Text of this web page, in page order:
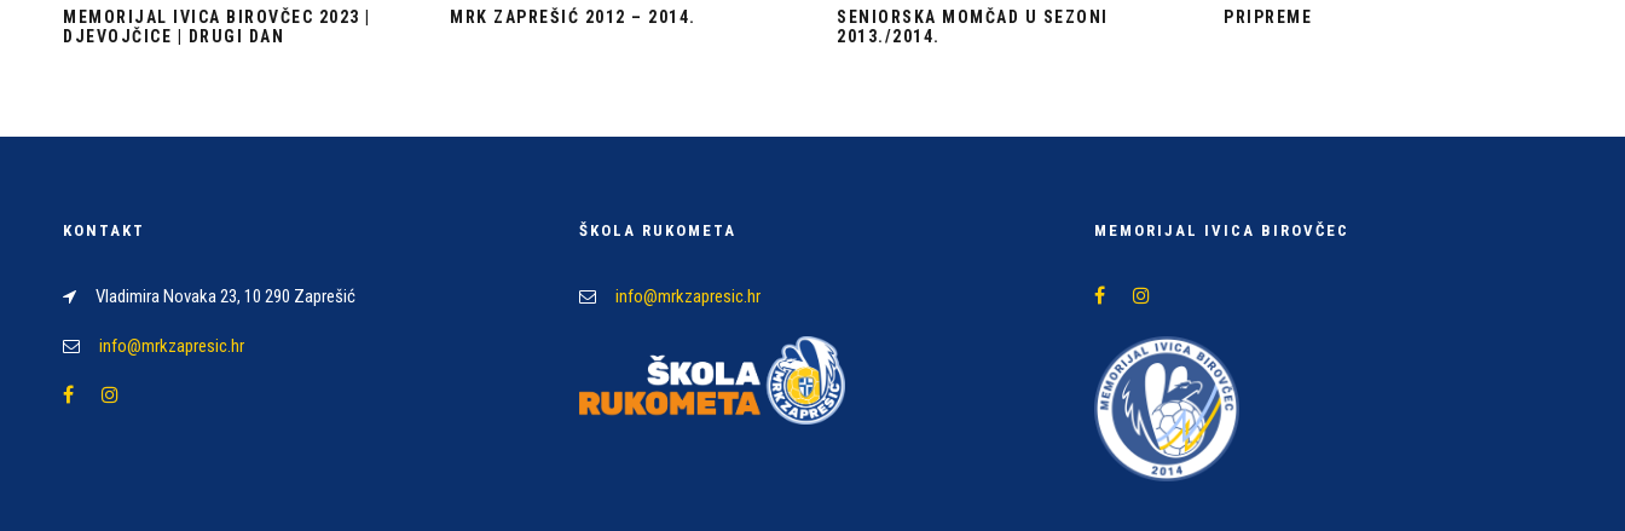
MEMORIJAL IVICA BIROVČEC 2023 |
DJEVOJČICE | DRUGI DAN
MRK ZAPREŠIĆ 2012 – 2014.
SENIORSKA MOMČAD U SEZONI
2013./2014.
PRIPREME
KONTAKT
Vladimira Novaka 23, 10 290 Zaprešić
info@mrkzapresic.hr
ŠKOLA RUKOMETA
info@mrkzapresic.hr
MEMORIJAL IVICA BIROVČEC